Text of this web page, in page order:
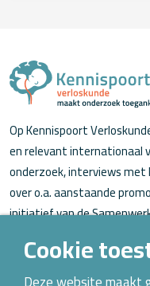
Op Kennispoort
en relevant internationaal
onderzoek, interviews met
over o.a. aanstaande
initiatief van de
Over Kennispoort
Cookie